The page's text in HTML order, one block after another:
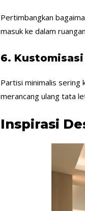
Pertimbangkan
masuk ke dalam
6.
Partisi minimalis sering
merancang ulang tata
Inspirasi